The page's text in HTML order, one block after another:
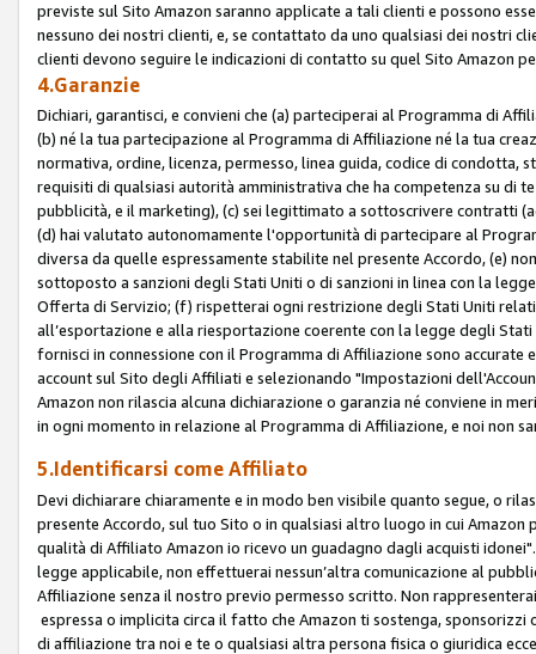
previste sul Sito Amazon saranno applicate a tali clienti e possono
nessuno dei nostri clienti, e, se contattato da uno qualsiasi dei nostri
clienti devono seguire le indicazioni di contatto su quel Sito Amazon
4.Garanzie
Dichiari, garantisci, e convieni che (a) parteciperai al Programma di
(b) né la tua partecipazione al Programma di Affiliazione né la tua
normativa, ordine, licenza, permesso, linea guida, codice di
requisiti di qualsiasi autorità amministrativa che ha competenza su di
pubblicità, e il marketing), (c) sei legittimato a sottoscrivere contratti
(d) hai valutato autonomamente l'opportunità di partecipare al
diversa da quelle espressamente stabilite nel presente Accordo, (e)
sottoposto a sanzioni degli Stati Uniti o di sanzioni in linea con la
Offerta di Servizio; (f) rispetterai ogni restrizione degli Stati Uniti
all’esportazione e alla riesportazione coerente con la legge degli
fornisci in connessione con il Programma di Affiliazione sono
account sul Sito degli Affiliati e selezionando "Impostazioni
Amazon non rilascia alcuna dichiarazione o garanzia né conviene in
in ogni momento in relazione al Programma di Affiliazione, e noi non
5.Identificarsi come Affiliato
Devi dichiarare chiaramente e in modo ben visibile quanto segue, o
presente Accordo, sul tuo Sito o in qualsiasi altro luogo in cui
qualità di Affiliato Amazon io ricevo un guadagno dagli acquisti
legge applicabile, non effettuerai nessun’altra comunicazione al
Affiliazione senza il nostro previo permesso scritto. Non
espressa o implicita circa il fatto che Amazon ti sostenga,
di affiliazione tra noi e te o qualsiasi altra persona fisica o giuridica